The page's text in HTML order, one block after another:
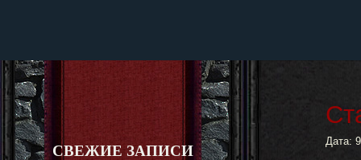
СВЕЖИЕ ЗАПИСИ
Дата: